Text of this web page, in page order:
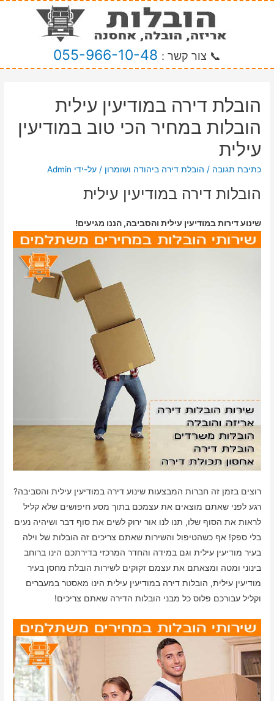
📞 צור קשר : 055-966-10-48
הובלת דירה במודיעין עילית
הובלות במחיר הכי טוב במודיעין
עילית
כתיבת תגובה / הובלת דירה ביהודה ושומרון / על-ידי Admin
הובלות דירה במודיעין עילית
שינוע דירות במודיעין עילית והסביבה, הננו מגיעים!
רוצים בזמן זה חברות המבצעות שינוע דירה במודיעין עילית והסביבה?
רגע לפני שאתם מוצאים את עצמכם בתוך מסע חיפושים שלא קליל
לראות את הסוף שלו, תנו לנו אור ירוק לשים את סוף דבר ושיהיה נעים
בלי ספק! אף כשהטיפול והשירות שאתם צריכים זה הובלות של וילה
בעיר מודיעין עילית וגם במידה והחדר המרכזי בדירתכם הינו ברוחב
בינוני ומטה ומצאתם את עצמם זקוקים לשירות הובלת מחסן בעיר
מודיעין עילית, הובלות דירה במודיעין עילית הינו מאסטר במעברים
וקליל עבורכם פלוס כל מבני הובלות הדירה שאתם צריכים!